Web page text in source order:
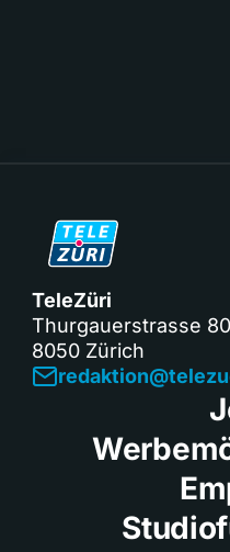
TeleZüri
Thurgauerstrasse 80
8050 Zürich